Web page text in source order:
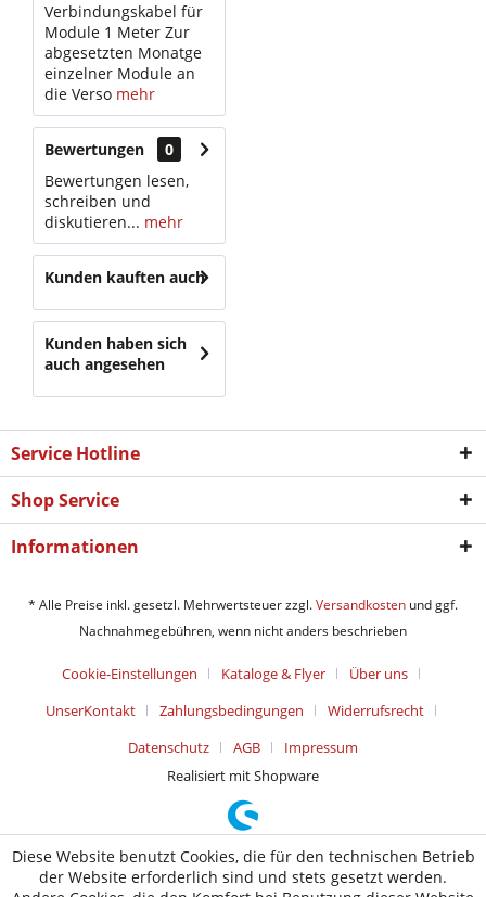
Verbindungskabel für
Module 1 Meter Zur
abgesetzten Monatge
einzelner Module an
die Verso mehr
Bewertungen
0
Bewertungen lesen,
schreiben und
diskutieren... mehr
Kunden kauften auch
Kunden haben sich
auch angesehen
Service Hotline
Shop Service
Informationen
* Alle Preise inkl. gesetzl. Mehrwertsteuer zzgl.Versandkosten und ggf.
Nachnahmegebühren, wenn nicht anders beschrieben
Cookie-Einstellungen Kataloge & Flyer
Über uns
UnserKontakt
Zahlungsbedingungen
Widerrufsrecht
Datenschutz
AGB
Impressum
Realisiert mit Shopware
Diese Website benutzt Cookies, die für den technischen Betrieb
der Website erforderlich sind und stets gesetzt werden.